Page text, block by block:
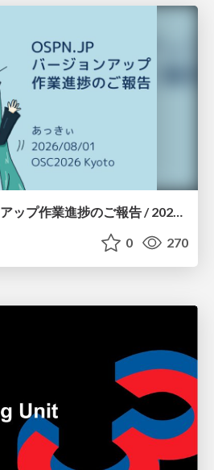
OSPN.JPバージョンアップ作業進捗のご報告 / 20260801-osc26kyoto
0 270